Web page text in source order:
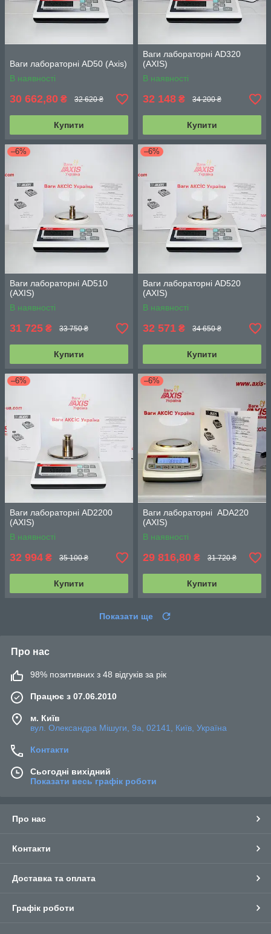
Ваги лабораторні AD50 (Axis)
В наявності
30 662,80 ₴ 32 620 ₴
Купити
Ваги лабораторні AD320
(АХIS)
В наявності
32 148 ₴ 34 200 ₴
Купити
–6%
Ваги лабораторні AD510
(АХIS)
В наявності
31 725 ₴ 33 750 ₴
Купити
–6%
Ваги лабораторні AD520
(АХIS)
В наявності
32 571 ₴ 34 650 ₴
Купити
–6%
Ваги лабораторні AD2200
(АХIS)
В наявності
32 994 ₴ 35 100 ₴
Купити
–6%
Ваги лабораторні ADA220
(АХIS)
В наявності
29 816,80 ₴ 31 720 ₴
Купити
Показати ще
Про нас
98% позитивних з 48 відгуків за рік
Працює з 07.06.2010
м. Київ
вул. Олександра Мішуги, 9а, 02141, Київ, Україна
Контакти
Сьогодні вихідний
Показати весь графік роботи
Про нас
Контакти
Доставка та оплата
Графік роботи